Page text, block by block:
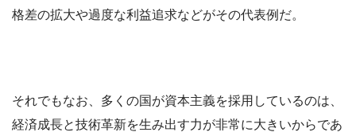
格差の拡大や過度な利益追求などがその代表例だ。
それでもなお、多くの国が資本主義を採用しているのは、
経済成長と技術革新を生み出す力が非常に大きいからであ